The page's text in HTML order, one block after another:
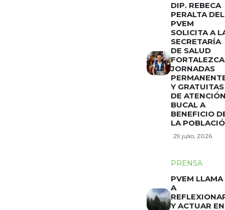
DIP. REBECA
PERALTA DEL
PVEM
SOLICITA A
SECRETARÍA
DE SALUD
FORTALEZCA
JORNADAS
Y GRATUITAS
DE
BUCAL A
BENEFICIO
LA
29 julio, 2026
PRENSA
PVEM LLAMA
A
Y ACTUAR EN